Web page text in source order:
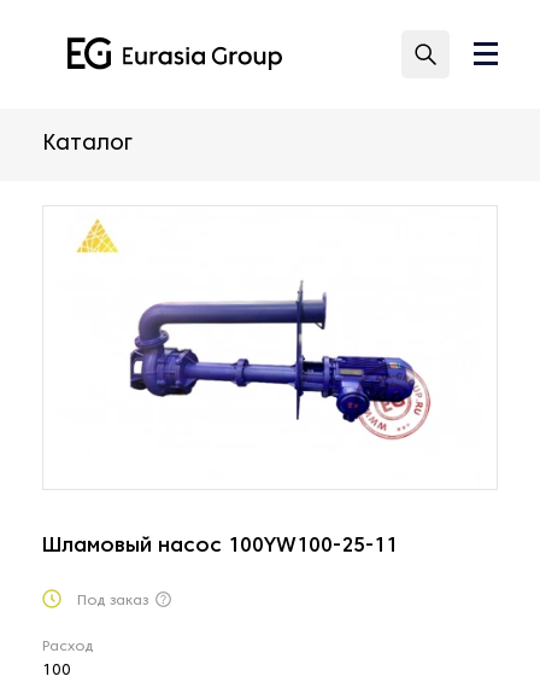
Каталог
Шламовый насос 100YW100-25-11
Под заказ
Расход
100